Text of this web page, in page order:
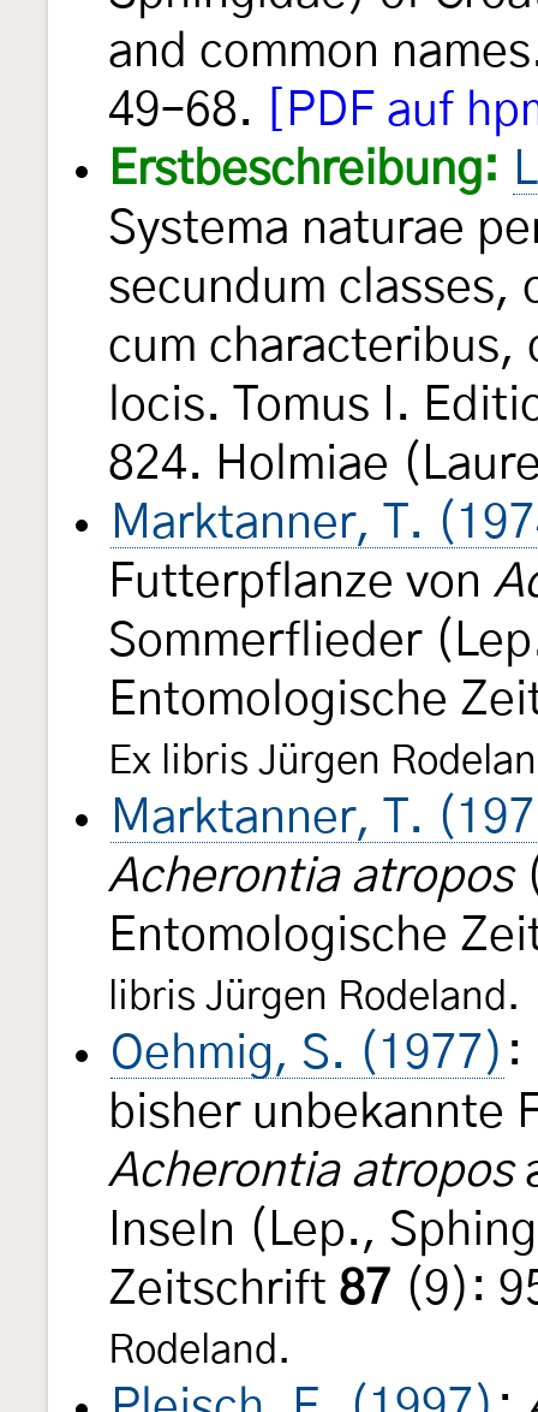
and common
49–68.
[PDF auf
Erstbeschreibung:
Systema naturae
secundum classes,
cum characteribus,
locis. Tomus I.
824. Holmiae
Marktanner, T.
Futterpflanze von
Sommerflieder
Entomologische
Ex libris Jürgen
Marktanner, T.
Acherontia atropos
Entomologische
libris Jürgen Rodeland.
Oehmig, S. (1977) :
bisher unbekannte
Acherontia atropos
Inseln (Lep.,
Zeitschrift 87 (9):
Rodeland.